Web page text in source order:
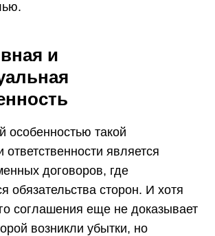
и
особенностью такой
ответственности является
договоров, где
обязательства сторон. И хотя
соглашения еще не доказывает
возникли убытки, но